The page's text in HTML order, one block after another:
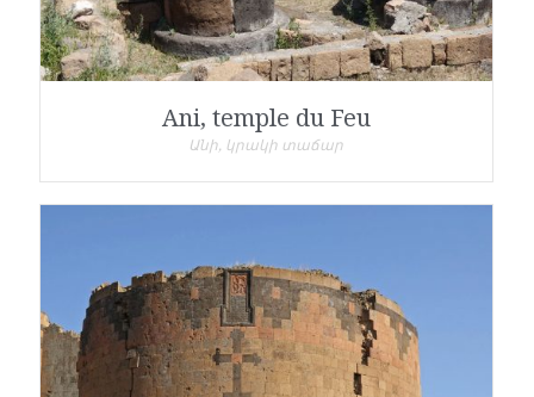
Ani, temple du Feu
Անի, կրակի տաճար